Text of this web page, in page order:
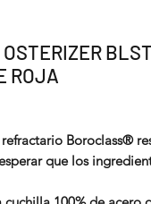
ROJA
Boroclass®
que los